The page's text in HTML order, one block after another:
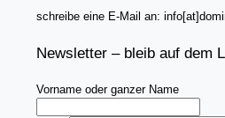
schreibe eine E-Mail an:
Newsletter – bleib auf dem
Vorname oder ganzer Name